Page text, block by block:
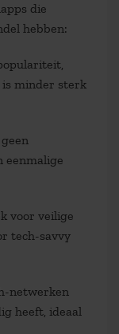
die
hebben:
minder sterk
eenmalige
voor veilige
tech-savvy
netwerken
heeft, ideaal